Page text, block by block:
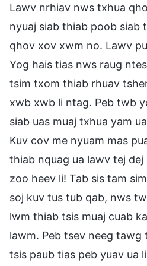
Lawv nrhiav nws txhua
nyuaj siab thiab poob siab
qhov xov xwm no. Lawv
Yog hais tias nws raug
tsim txom thiab rhuav
xwb xwb li ntag. Peb twb
siab uas muaj txhua yam
Kuv cov me nyuam mas
thiab nquag ua lawv tej
zoo heev li! Tab sis tam
soj kuv tus tub qab, nws
lwm thiab tsis muaj cuab
lawm. Peb tsev neeg tawg
tsis paub tias peb yuav ua